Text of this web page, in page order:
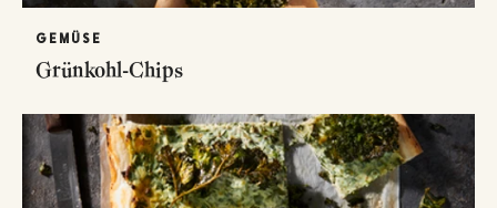
GEMÜSE
Grünkohl-Chips